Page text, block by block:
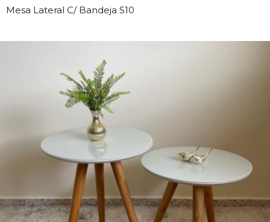
Mesa Lateral C/ Bandeja S10